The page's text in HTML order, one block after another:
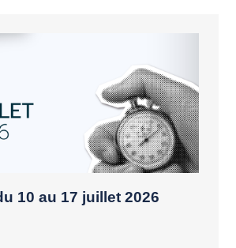
10 au 17 juillet 2026